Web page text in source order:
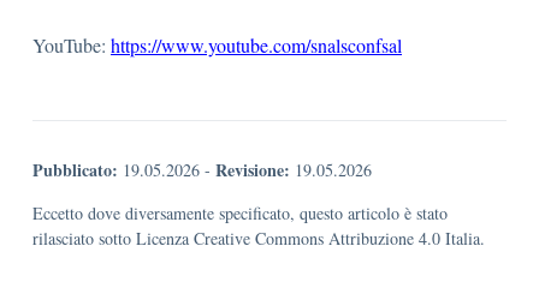
YouTube: https://www.youtube.com/snalsconfsal
Pubblicato: 19.05.2026 - Revisione: 19.05.2026
Eccetto dove diversamente specificato, questo articolo è stato
rilasciato sotto Licenza Creative Commons Attribuzione 4.0 Italia.